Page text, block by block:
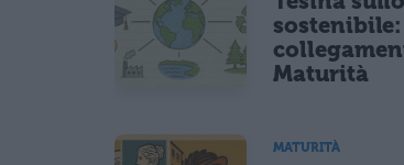
sostenibile:
Maturità
MATURITÀ